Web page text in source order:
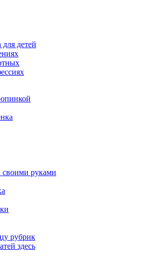
детей
своими руками
рубрик
здесь